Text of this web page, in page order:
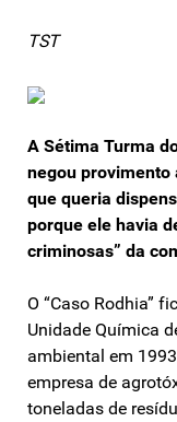
TST
A Sétima Turma
negou provimento
que queria
porque ele havia
criminosas” da
O “Caso Rodhia”
Unidade Química
ambiental em
empresa de
toneladas de